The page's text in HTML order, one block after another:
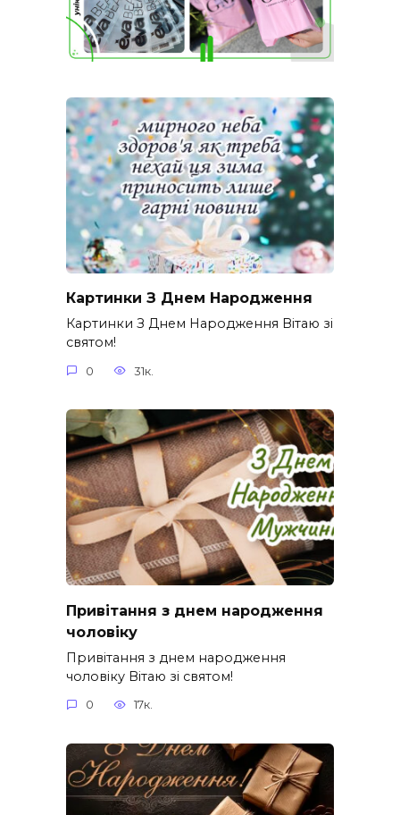
Картинки З Днем Народження
Картинки З Днем Народження Вітаю зі
святом!
0 31к.
Привітання з днем народження
чоловіку
Привітання з днем народження
чоловіку Вітаю зі святом!
0 17к.